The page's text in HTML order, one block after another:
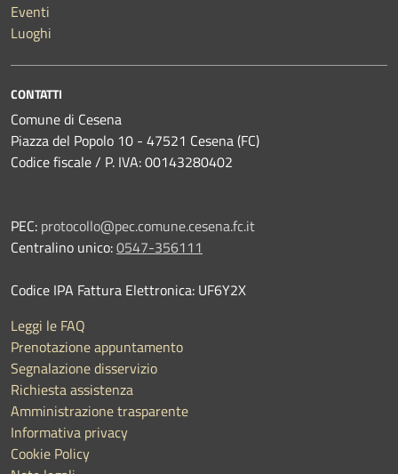
Eventi
Luoghi
CONTATTI
Comune di Cesena
Piazza del Popolo 10 - 47521 Cesena (FC)
Codice fiscale / P. IVA: 00143280402
PEC: protocollo@pec.comune.cesena.fc.it
Centralino unico:0547-356111
Codice IPA Fattura Elettronica: UF6Y2X
Leggi le FAQ
Prenotazione appuntamento
Segnalazione disservizio
Richiesta assistenza
Amministrazione trasparente
Informativa privacy
Cookie Policy